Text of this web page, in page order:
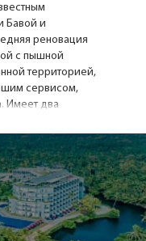
Бавой и
реновация
с пышной
территорией,
сервисом,
Имеет два
находится в
на тук-туке.